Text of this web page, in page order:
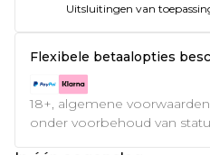
Uitsluitingen van
Flexibele betaalopties
18+, algemene
onder voorbehoud van